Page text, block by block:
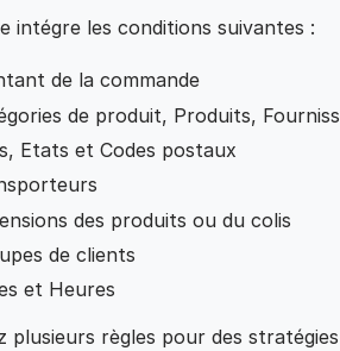
intégre les conditions suivantes :
de la commande
de produit, Produits,
Etats et Codes postaux
des produits ou du colis
de clients
et Heures
plusieurs règles pour des